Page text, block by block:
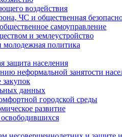
воздействия
ЧС и общественная
самоуправление
и землеустройство
молодежная политика
защита населения
неформальной занятости
закупок
данных
городской среды
развитие